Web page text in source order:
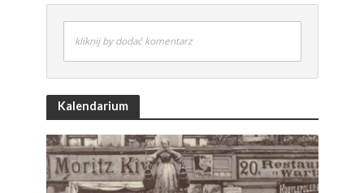
kliknij by dodać komentarz
Kalendarium